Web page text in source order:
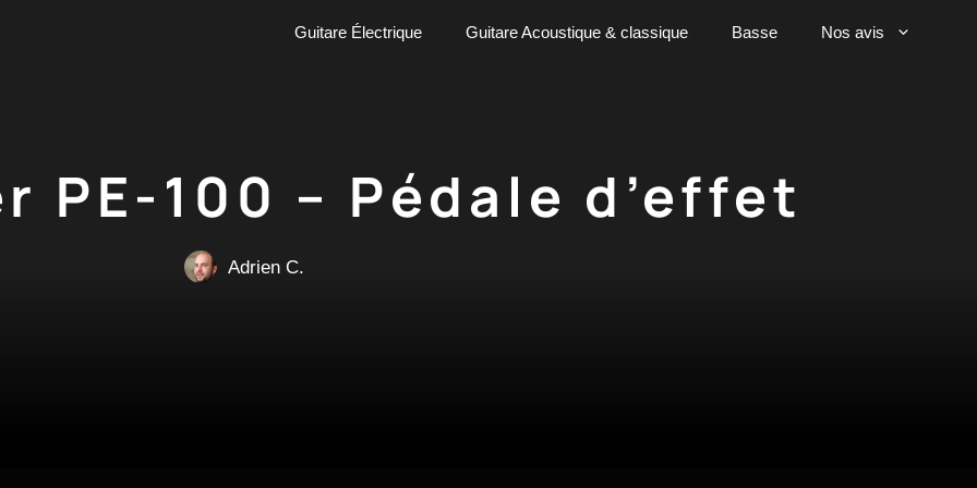
Guitare Électrique Guitare Acoustique & classique Basse Nos avis
PE-100 – Pédale d’effet
Adrien C.